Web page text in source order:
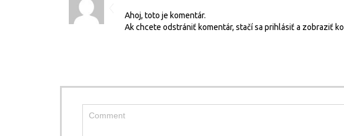
Ahoj, toto je komentár.
Ak chcete odstrániť komentár, stačí sa prihlásiť a zobraziť